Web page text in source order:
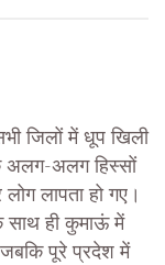
जिलों में धूप खिली
अलग-अलग हिस्सों
लापता हो गए।
साथ ही कुमाऊं में
पूरे प्रदेश में